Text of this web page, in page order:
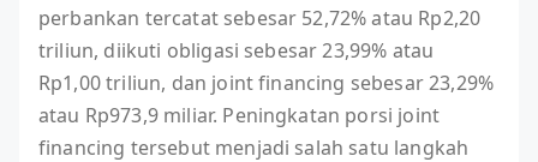
perbankan tercatat sebesar 52,72% atau Rp2,20
triliun, diikuti obligasi sebesar 23,99% atau
Rp1,00 triliun, dan joint financing sebesar 23,29%
atau Rp973,9 miliar. Peningkatan porsi joint
financing tersebut menjadi salah satu langkah